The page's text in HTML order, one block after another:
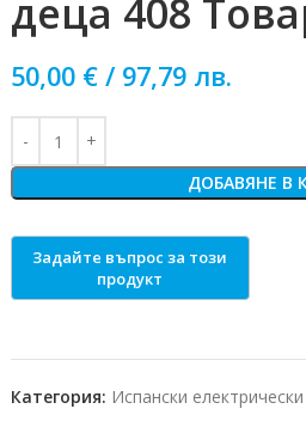
деца 408
50,00 € / 97,79 лв.
ДОБАВЯНЕ В
Категория: Испански